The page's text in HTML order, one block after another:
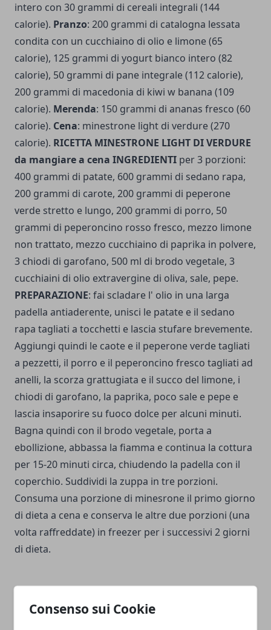
Consenso sui Cookie
intero con 30 grammi di cereali integrali (144
calorie). Pranzo: 200 grammi di catalogna lessata
condita con un cucchiaino di olio e limone (65
calorie), 125 grammi di yogurt bianco intero (82
calorie), 50 grammi di pane integrale (112 calorie),
200 grammi di macedonia di kiwi w banana (109
calorie). Merenda: 150 grammi di ananas fresco (60
calorie). Cena: minestrone light di verdure (270
calorie). RICETTA MINESTRONE LIGHT DI VERDURE
da mangiare a cena INGREDIENTI per 3 porzioni:
400 grammi di patate, 600 grammi di sedano rapa,
200 grammi di carote, 200 grammi di peperone
verde stretto e lungo, 200 grammi di porro, 50
grammi di peperoncino rosso fresco, mezzo limone
non trattato, mezzo cucchiaino di paprika in polvere,
3 chiodi di garofano, 500 ml di brodo vegetale, 3
cucchiaini di olio extravergine di oliva, sale, pepe.
PREPARAZIONE: fai scladare l' olio in una larga
padella antiaderente, unisci le patate e il sedano
rapa tagliati a tocchetti e lascia stufare brevemente.
Aggiungi quindi le caote e il peperone verde tagliati
a pezzetti, il porro e il peperoncino fresco tagliati ad
anelli, la scorza grattugiata e il succo del limone, i
chiodi di garofano, la paprika, poco sale e pepe e
lascia insaporire su fuoco dolce per alcuni minuti.
Bagna quindi con il brodo vegetale, porta a
ebollizione, abbassa la fiamma e continua la cottura
per 15-20 minuti circa, chiudendo la padella con il
coperchio. Suddividi la zuppa in tre porzioni.
Consuma una porzione di minesrone il primo giorno
di dieta a cena e conserva le altre due porzioni (una
volta raffreddate) in freezer per i successivi 2 giorni
di dieta.